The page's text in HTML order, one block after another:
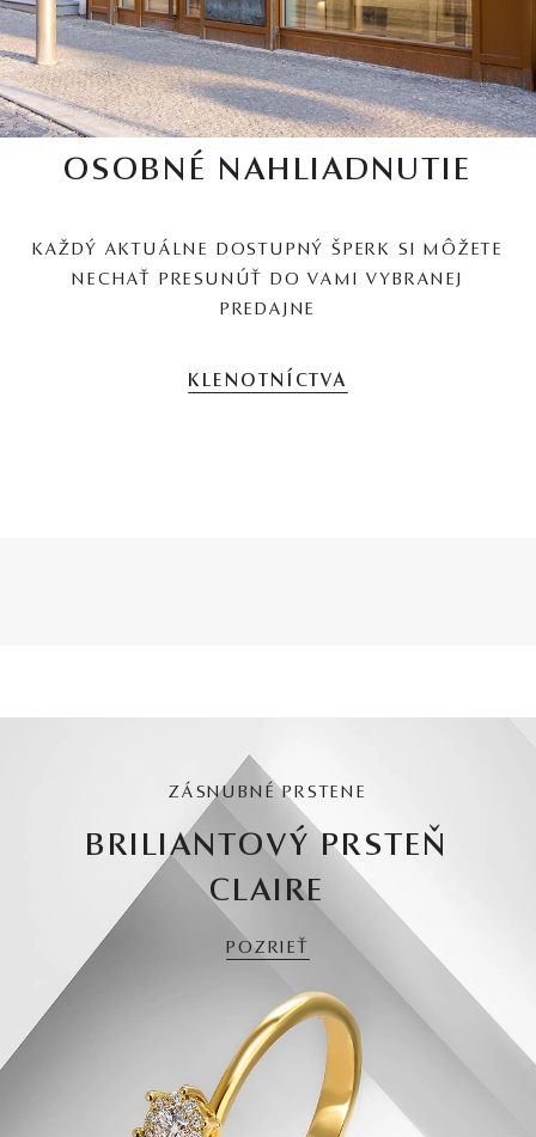
OSOBNÉ NAHLIADNUTIE
KAŽDÝ AKTUÁLNE DOSTUPNÝ ŠPERK SI MÔŽETE
NECHAŤ PRESUNÚŤ DO VAMI VYBRANEJ
PREDAJNE
KLENOTNÍCTVA
ZÁSNUBNÉ PRSTENE
BRILIANTOVÝ PRSTEŇ
CLAIRE
POZRIEŤ